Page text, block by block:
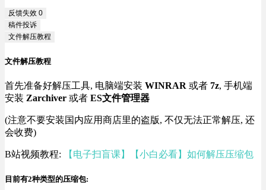
反馈失效 0
稿件投诉
文件解压教程
文件解压教程
首先准备好解压工具, 电脑端安装 WINRAR 或者 7z, 手机端
安装 Zarchiver 或者 ES文件管理器
(注意不要安装国内应用商店里的盗版, 不仅无法正常解压, 还
会收费)
B站视频教程: 【电子扫盲课】【小白必看】如何解压压缩包
目前有2种类型的压缩包: